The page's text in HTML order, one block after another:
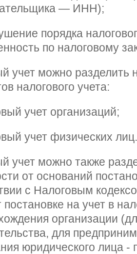
— ИНН);
порядка
по налоговому
учет можно разделить
налогового учета:
учет организаций;
учет физических
учет можно также
от оснований
с Налоговым
на учет в
организации
для
юридического лица -